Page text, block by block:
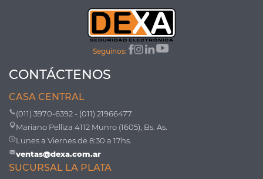
Seguinos:
CONTÁCTENOS
CASA CENTRAL
(011) 3970-6392 - (011) 21966477
Mariano Pelliza 4112 Munro (1605), Bs. As.
Lunes a Viernes de 8:30 a 17hs.
ventas@dexa.com.ar
SUCURSAL LA PLATA